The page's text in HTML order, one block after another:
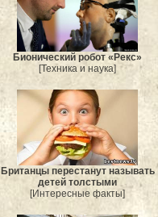
Бионический робот «Рекс»
[Техника и наука]
Британцы перестанут называть
детей толстыми
[Интересные факты]